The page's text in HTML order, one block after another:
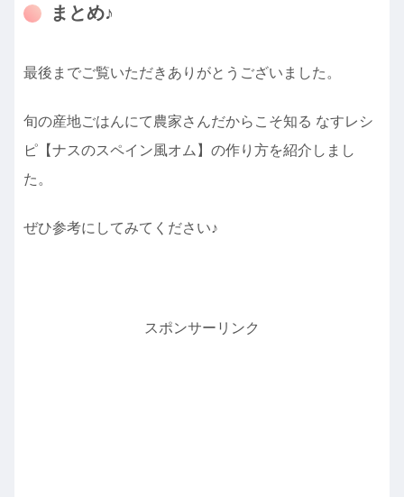
まとめ♪
最後までご覧いただきありがとうございました。
旬の産地ごはんにて農家さんだからこそ知る なすレシ
ピ【ナスのスペイン風オム】の作り方を紹介しまし
た。
ぜひ参考にしてみてください♪
スポンサーリンク